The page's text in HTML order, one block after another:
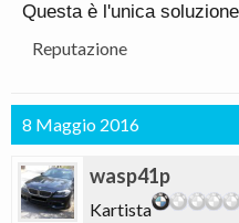
Inviato dal mio P01Y
Questa è l'unica
Reputazione
8 Maggio 2016
wasp41p
Kartista